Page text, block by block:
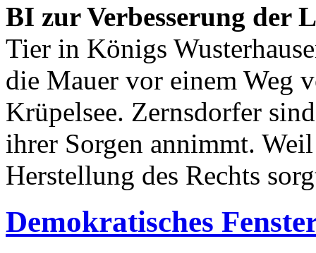
BI zur Verbesserung der
Tier in Königs
die Mauer vor einem Weg
Krüpelsee. Zernsdorfer
ihrer Sorgen annimmt.
Herstellung des Rechts
Demokratisches